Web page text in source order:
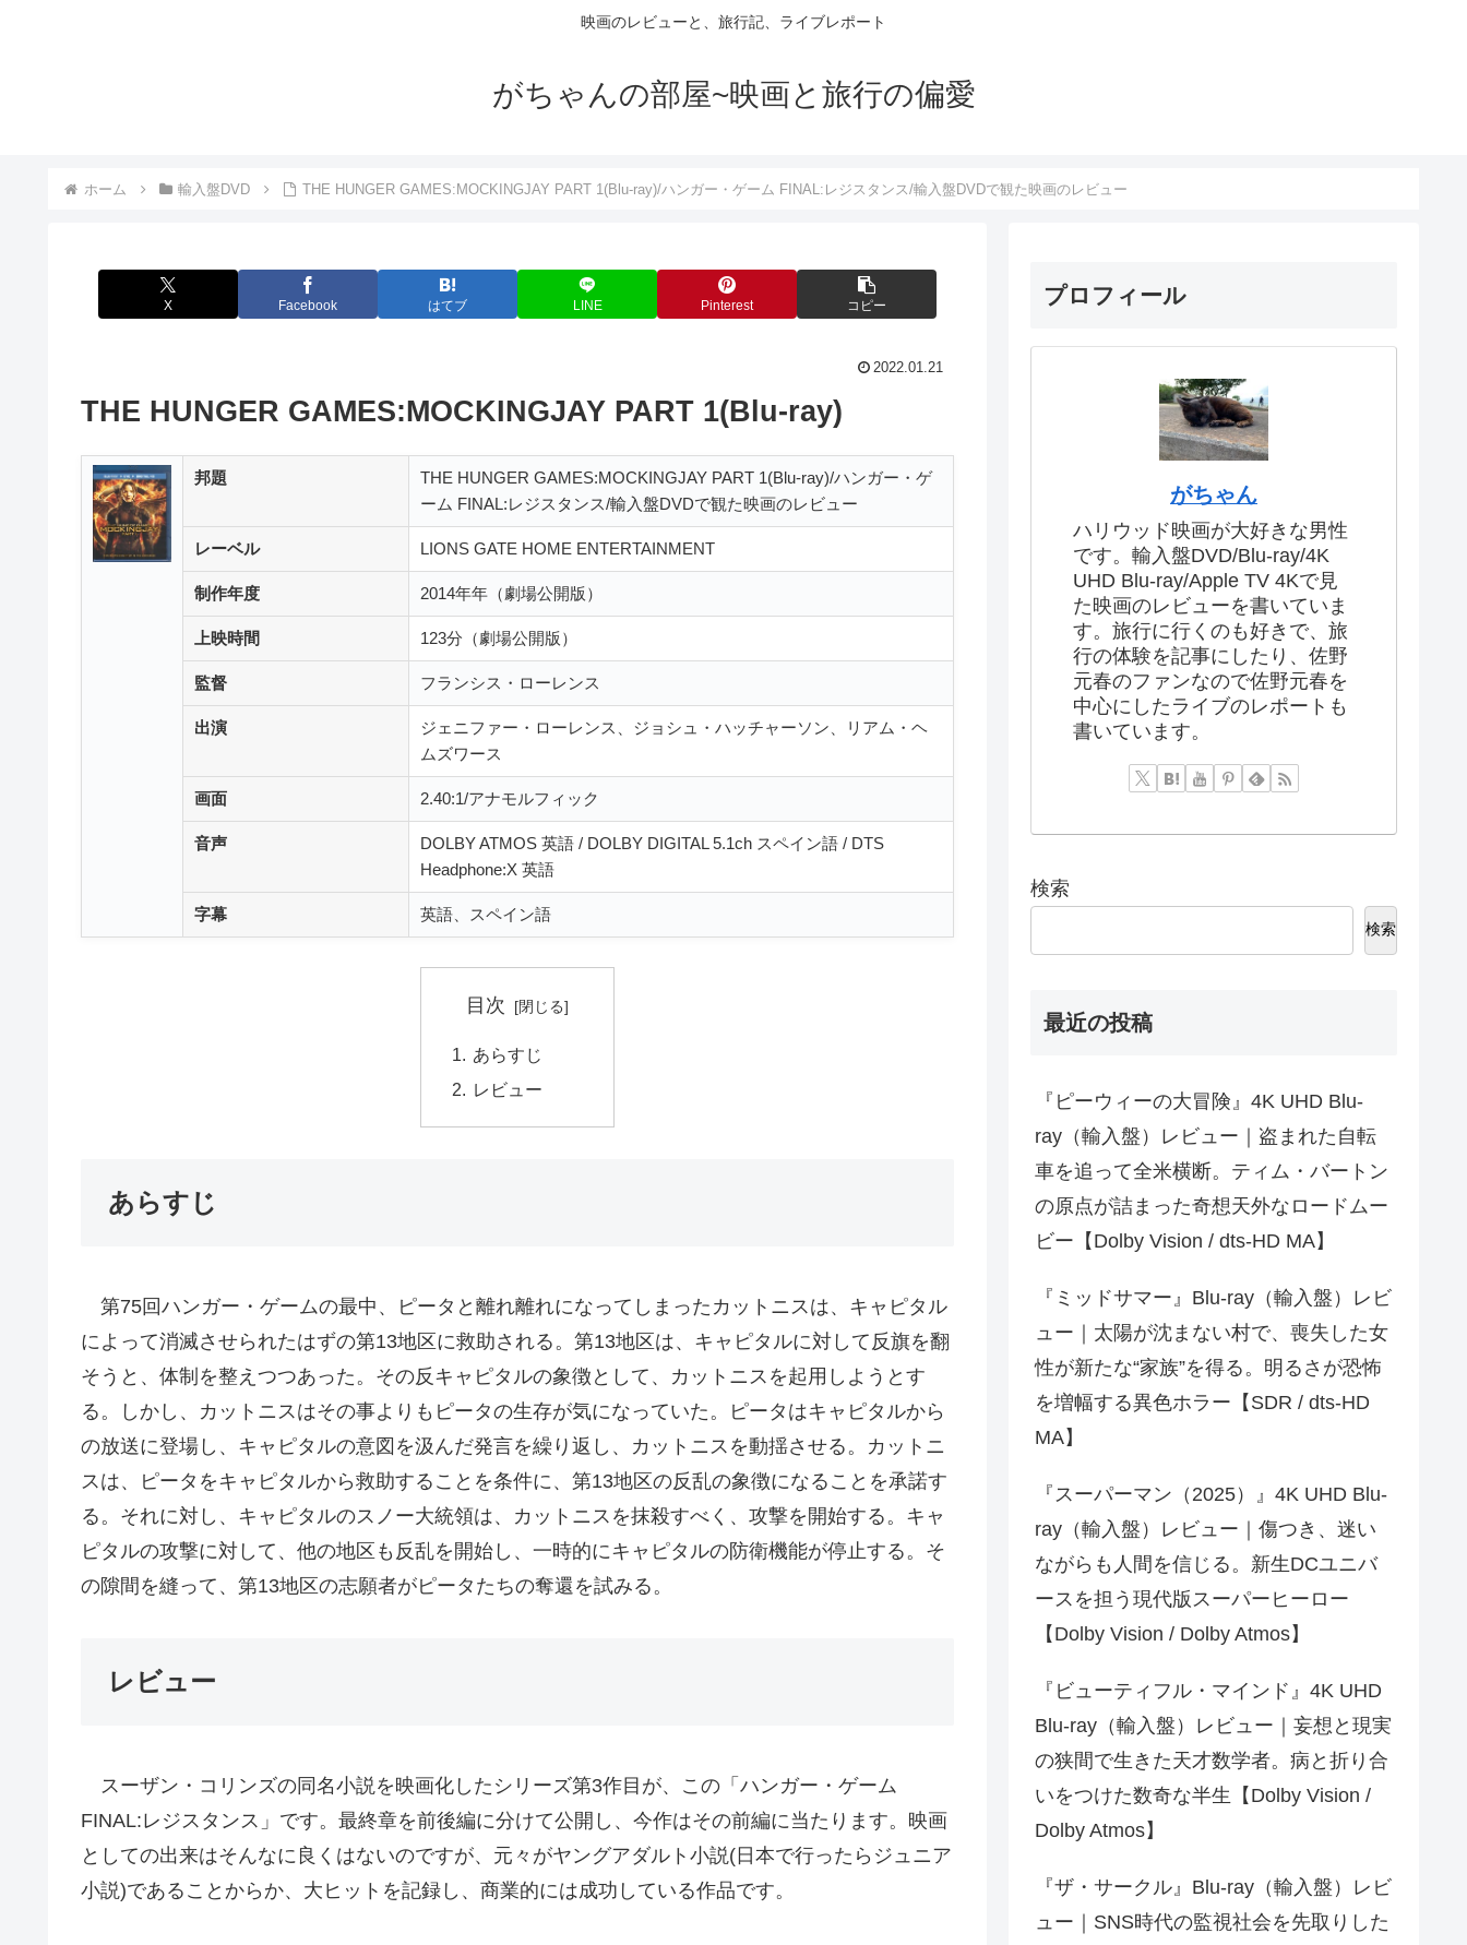
映画のレビューと、旅行記、ライブレポート
がちゃんの部屋~映画と旅行の偏愛
ホーム 輸入盤DVD THE HUNGER GAMES:MOCKINGJAY PART 1(Blu-ray)/ハンガー・ゲーム FINAL:レジスタンス/輸入盤DVDで観た映画のレビュー
X Facebook はてブ LINE Pinterest コピー
2022.01.21
THE HUNGER GAMES:MOCKINGJAY PART 1(Blu-ray)
邦題
THE HUNGER GAMES:MOCKINGJAY PART 1(Blu-ray)/ハンガー・ゲ
ーム FINAL:レジスタンス/輸入盤DVDで観た映画のレビュー
レーベル LIONS GATE HOME ENTERTAINMENT
制作年度 2014年年（劇場公開版）
上映時間 123分（劇場公開版）
監督 フランシス・ローレンス
出演
ジェニファー・ローレンス、ジョシュ・ハッチャーソン、リアム・ヘ
ムズワース
画面 2.40:1/アナモルフィック
音声
DOLBY ATMOS 英語 / DOLBY DIGITAL 5.1ch スペイン語 / DTS
Headphone:X 英語
字幕 英語、スペイン語
目次
あらすじ
レビュー
あらすじ
第75回ハンガー・ゲームの最中、ピータと離れ離れになってしまったカットニスは、キャピタル
によって消滅させられたはずの第13地区に救助される。第13地区は、キャピタルに対して反旗を翻
そうと、体制を整えつつあった。その反キャピタルの象徴として、カットニスを起用しようとす
る。しかし、カットニスはその事よりもピータの生存が気になっていた。ピータはキャピタルから
の放送に登場し、キャピタルの意図を汲んだ発言を繰り返し、カットニスを動揺させる。カットニ
スは、ピータをキャピタルから救助することを条件に、第13地区の反乱の象徴になることを承諾す
る。それに対し、キャピタルのスノー大統領は、カットニスを抹殺すべく、攻撃を開始する。キャ
ピタルの攻撃に対して、他の地区も反乱を開始し、一時的にキャピタルの防衛機能が停止する。そ
の隙間を縫って、第13地区の志願者がピータたちの奪還を試みる。
レビュー
スーザン・コリンズの同名小説を映画化したシリーズ第3作目が、この「ハンガー・ゲーム
FINAL:レジスタンス」です。最終章を前後編に分けて公開し、今作はその前編に当たります。映画
としての出来はそんなに良くはないのですが、元々がヤングアダルト小説(日本で行ったらジュニア
小説)であることからか、大ヒットを記録し、商業的には成功している作品です。
プロフィール
がちゃん
ハリウッド映画が大好きな男性
です。輸入盤DVD/Blu-ray/4K
UHD Blu-ray/Apple TV 4Kで見
た映画のレビューを書いていま
す。旅行に行くのも好きで、旅
行の体験を記事にしたり、佐野
元春のファンなので佐野元春を
中心にしたライブのレポートも
書いています。
検索
検索
最近の投稿
『ピーウィーの大冒険』4K UHD Blu-
ray（輸入盤）レビュー｜盗まれた自転
車を追って全米横断。ティム・バートン
の原点が詰まった奇想天外なロードムー
ビー【Dolby Vision / dts-HD MA】
『ミッドサマー』Blu-ray（輸入盤）レビ
ュー｜太陽が沈まない村で、喪失した女
性が新たな“家族”を得る。明るさが恐怖
を増幅する異色ホラー【SDR / dts-HD
MA】
『スーパーマン（2025）』4K UHD Blu-
ray（輸入盤）レビュー｜傷つき、迷い
ながらも人間を信じる。新生DCユニバ
ースを担う現代版スーパーヒーロー
【Dolby Vision / Dolby Atmos】
『ビューティフル・マインド』4K UHD
Blu-ray（輸入盤）レビュー｜妄想と現実
の狭間で生きた天才数学者。病と折り合
いをつけた数奇な半生【Dolby Vision /
Dolby Atmos】
『ザ・サークル』Blu-ray（輸入盤）レビ
ュー｜SNS時代の監視社会を先取りした